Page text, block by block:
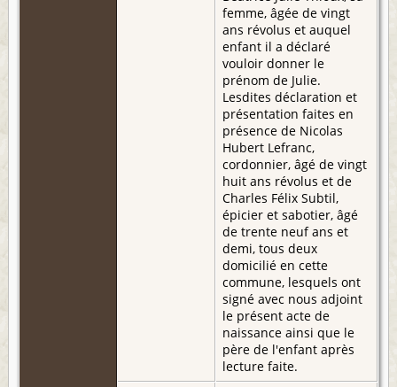
femme, âgée de vingt
ans révolus et auquel
enfant il a déclaré
vouloir donner le
prénom de Julie.
Lesdites déclaration et
présentation faites en
présence de Nicolas
Hubert Lefranc,
cordonnier, âgé de vingt
huit ans révolus et de
Charles Félix Subtil,
épicier et sabotier, âgé
de trente neuf ans et
demi, tous deux
domicilié en cette
commune, lesquels ont
signé avec nous adjoint
le présent acte de
naissance ainsi que le
père de l'enfant après
lecture faite.